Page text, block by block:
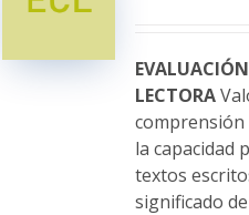
elegir
en
la
página
de
producto
LECTORA
comprensión
la capacidad
textos
significado